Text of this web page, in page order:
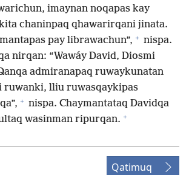
imaynan noqapas kay
chaninpaq qhawarirqani jinata.
pay librawachun”, + nispa.
nirqan: “Wawáy David, Diosmi
admiranapaq ruwaykunatan
ruwanki, lliu ruwasqaykipas
+ nispa. Chaymantataq Davidqa
wasinman ripurqan. +
Qatimuq